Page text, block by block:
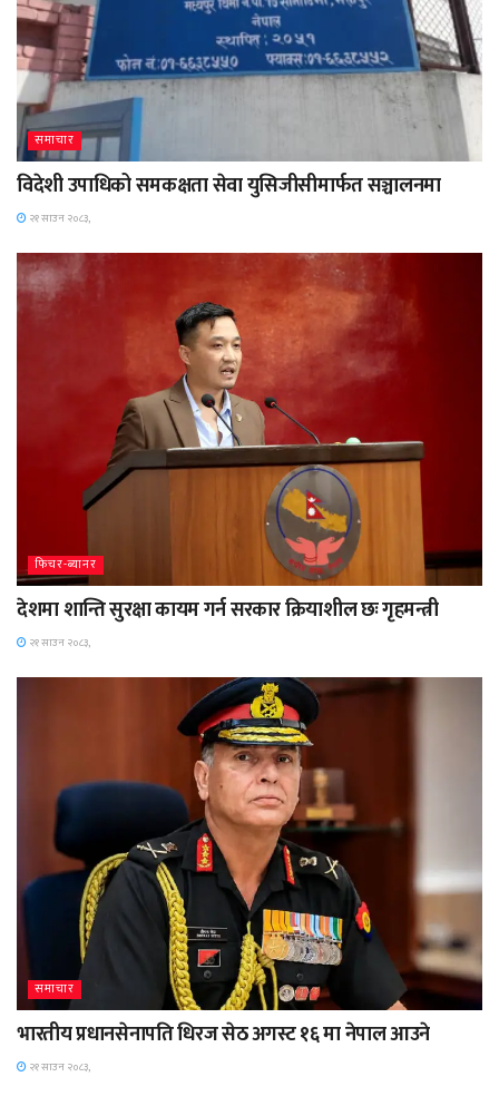
समाचार
विदेशी उपाधिको समकक्षता सेवा युसिजीसीमार्फत सञ्चालनमा
२१ साउन २०८३,
फिचर-ब्यानर
देशमा शान्ति सुरक्षा कायम गर्न सरकार क्रियाशील छः गृहमन्त्री
२१ साउन २०८३,
समाचार
भारतीय प्रधानसेनापति धिरज सेठ अगस्ट १६ मा नेपाल आउने
२१ साउन २०८३,